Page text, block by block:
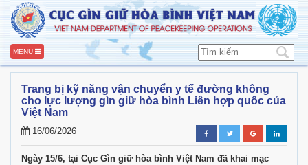
MENU
Trang bị kỹ năng vận chuyển y tế đường không
cho lực lượng gìn giữ hòa bình Liên hợp quốc của
Việt Nam
16/06/2026
Ngày 15/6, tại Cục Gìn giữ hòa bình Việt Nam đã khai mạc